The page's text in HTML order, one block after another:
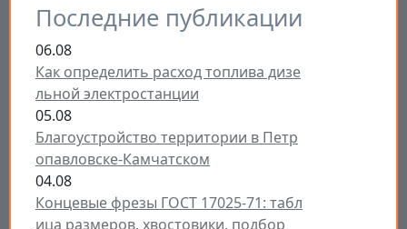
Последние публикации
06.08
Как определить расход топлива дизе
льной электростанции
05.08
Благоустройство территории в Петр
опавловске-Камчатском
04.08
Концевые фрезы ГОСТ 17025-71: табл
ица размеров, хвостовики, подбор